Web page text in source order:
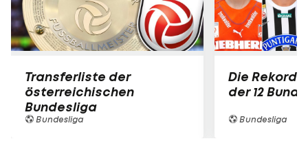
Transferliste der
österreichischen
Bundesliga
Bundesliga
Die Rekord-
der 12
Bundesliga